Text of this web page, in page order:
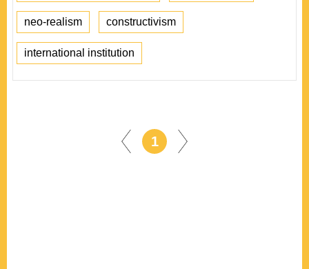
neo-realism constructivism
international institution
1